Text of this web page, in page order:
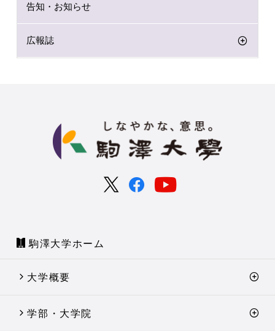
告知・お知らせ
広報誌
駒澤大学ホーム
大学概要
学部・大学院